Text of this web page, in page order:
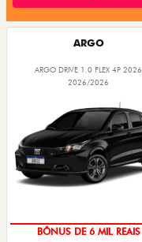
ARGO
ARGO DRIVE 1.0 FLEX 4P 2026
2026/2026
BÔNUS DE 6 MIL REAIS